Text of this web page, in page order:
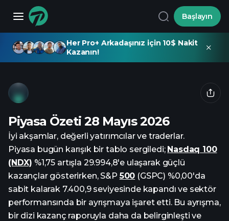
Başlayın
Her Pro+ Arkadaşınız için 10$ Nakit
Kazanın!
Piyasa Özeti 28 Mayıs 2026
İyi akşamlar, değerli yatırımcılar ve traderlar.
Piyasa bugün karışık bir tablo sergiledi; Nasdaq 100
(NDX) %1,75 artışla 29.994,8'e ulaşarak güçlü
kazançlar gösterirken, S&P500 (GSPC) %0,00'da
sabit kalarak 7.400,9 seviyesinde kapandı ve sektör
performansında bir ayrışmaya işaret etti. Bu ayrışma,
bir dizi kazanç raporuyla daha da belirginleşti ve